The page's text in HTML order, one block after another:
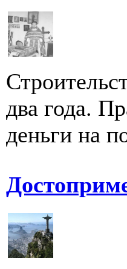
два года.
деньги на